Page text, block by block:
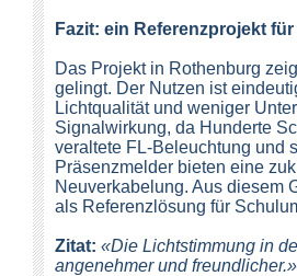
Fazit: ein Referenzprojekt
Das Projekt in Rothenburg
gelingt. Der Nutzen ist
Lichtqualität und weniger
Signalwirkung, da Hunderte
veraltete FL-Beleuchtung und
Präsenzmelder bieten eine
Neuverkabelung. Aus diesem
als Referenzlösung für
Zitat: «Die Lichtstimmung in
angenehmer und freundlicher.»